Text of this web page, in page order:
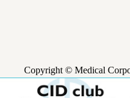
Copyright © Medical